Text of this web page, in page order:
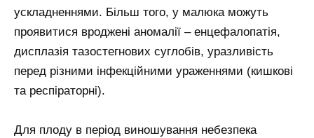
ускладненнями. Більш того, у малюка можуть
проявитися вроджені аномалії – енцефалопатія,
дисплазія тазостегнових суглобів, уразливість
перед різними інфекційними ураженнями (кишкові
та респіраторні).
Для плоду в період виношування небезпека